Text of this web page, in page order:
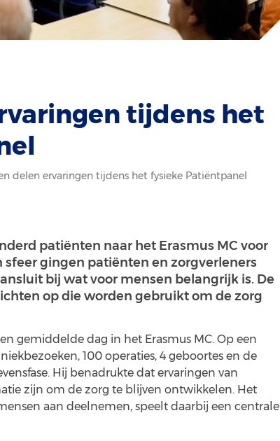
tijdens het
delen ervaringen tijdens het fysieke Patiëntpanel
patiënten naar het Erasmus MC voor
gingen patiënten en zorgverleners
bij wat voor mensen belangrijk is. De
op die worden gebruikt om de zorg
gemiddelde dag in het Erasmus MC. Op een
100 operaties, 4 geboortes en de
Hij benadrukte dat ervaringen van
zijn om de zorg te blijven ontwikkelen. Het
aan deelnemen, speelt daarbij een centrale